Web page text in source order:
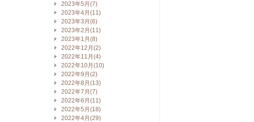
2023年5月(7)
2023年4月(11)
2023年3月(6)
2023年2月(11)
2023年1月(8)
2022年12月(2)
2022年11月(4)
2022年10月(10)
2022年9月(2)
2022年8月(13)
2022年7月(7)
2022年6月(11)
2022年5月(18)
2022年4月(29)